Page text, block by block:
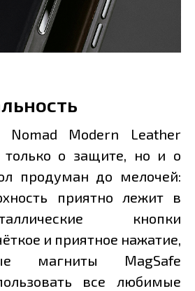
Nomad Modern Leather
о защите, но и о
продуман до мелочей:
приятно лежит в
кнопки
и приятное нажатие,
магниты MagSafe
все любимые